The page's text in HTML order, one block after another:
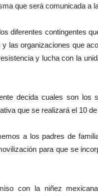
que será comunicada a
diferentes contingentes
las organizaciones que
y lucha con la
decida cuales son
que se realizará el 10
a los padres de
para que se
con la niñez